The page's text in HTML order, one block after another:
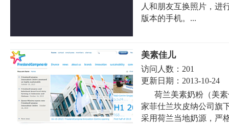
人和朋友互换照片，进
版本的手机。...
美素佳儿
访问人数： 201
更新日期： 2013-10-24
荷兰美素奶粉（美
家菲仕兰坎皮纳公司旗
采用荷兰当地奶源，严